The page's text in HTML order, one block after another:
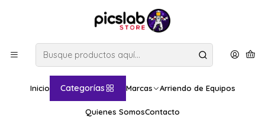
Inicio Categorías Marcas Arriendo de Equipos
Quienes SomosContacto